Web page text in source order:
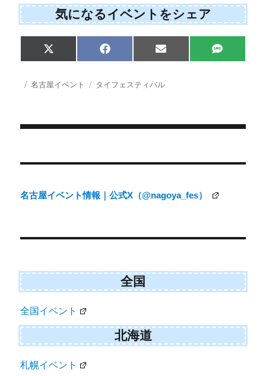
気になるイベントをシェア
Share
on
X
(
w
i
r
Share
on
F
a
e
b
Share
on
E
m
Share
on
S
M
投 カ
名古屋イベント
タ
タイフェスティバル
稿
ビ
ー
ョ
ン
名古屋イベント情報｜公式X（@nagoya_fes）
全国
全国イベント
北海道
札幌イベント